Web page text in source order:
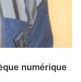
numérique